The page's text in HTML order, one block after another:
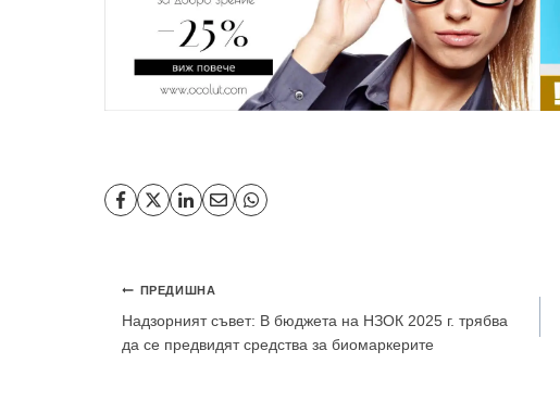
Навигация
ПРЕДИШНА
Надзорният съвет: В бюджета на НЗОК 2025 г. трябва
да се предвидят средства за биомаркерите